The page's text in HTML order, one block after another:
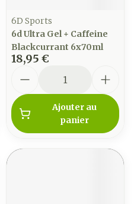
6D Sports
6d Ultra Gel + Caffeine
Blackcurrant 6x70ml
18,95 €
Ajouter au
panier